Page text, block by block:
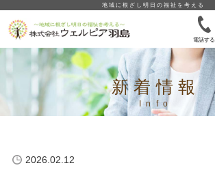
地域に根ざし明日の福祉を考える
電話する
新着情報
2026.02.12